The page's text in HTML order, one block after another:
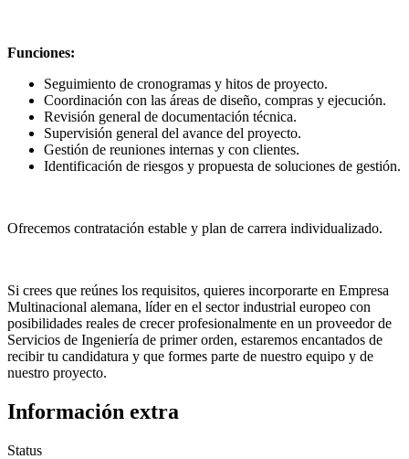
Funciones:
Seguimiento de cronogramas y hitos de proyecto.
Coordinación con las áreas de diseño, compras y ejecución.
Revisión general de documentación técnica.
Supervisión general del avance del proyecto.
Gestión de reuniones internas y con clientes.
Identificación de riesgos y propuesta de soluciones de gestión.
Ofrecemos contratación estable y plan de carrera individualizado.
Si crees que reúnes los requisitos, quieres incorporarte en Empresa
Multinacional alemana, líder en el sector industrial europeo con
posibilidades reales de crecer profesionalmente en un proveedor de
Servicios de Ingeniería de primer orden, estaremos encantados de
recibir tu candidatura y que formes parte de nuestro equipo y de
nuestro proyecto.
Información extra
Status